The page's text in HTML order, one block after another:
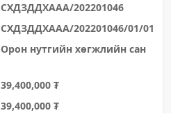
СХДЗДДХААА/202201046
СХДЗДДХААА/202201046/01/01
Орон нутгийн хөгжлийн сан
39,400,000 ₮
39,400,000 ₮